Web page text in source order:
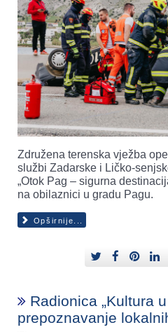
Združena terenska vježba
službi Zadarske i Ličko-
„Otok Pag – sigurna
na obilaznici u gradu Pagu.
Opširnije...
Radionica „Kultura
prepoznavanje